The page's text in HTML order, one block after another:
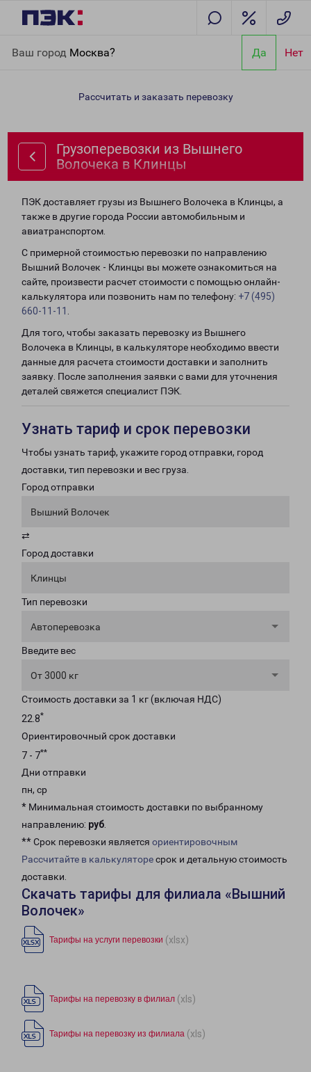
Ваш город Москва? Да Нет
в Клинцы
Рассчитать и заказать перевозку
Грузоперевозки из Вышнего
Волочека в Клинцы
ПЭК доставляет грузы из Вышнего Волочека в Клинцы, а
также в другие города России автомобильным и
авиатранспортом.
С примерной стоимостью перевозки по направлению
Вышний Волочек - Клинцы вы можете ознакомиться на
сайте, произвести расчет стоимости с помощью онлайн-
калькулятора или позвонить нам по телефону: +7 (495)
660-11-11
Для того, чтобы заказать перевозку из Вышнего
Волочека в Клинцы, в калькуляторе необходимо ввести
данные для расчета стоимости доставки и заполнить
заявку. После заполнения заявки с вами для уточнения
деталей свяжется специалист ПЭК.
Узнать тариф и срок перевозки
Чтобы узнать тариф, укажите город отправки, город
доставки, тип перевозки и вес груза.
Город отправки
Вышний Волочек
⇄
Город доставки
Клинцы
Тип перевозки
Автоперевозка
Введите вес
От 3000 кг
Стоимость доставки за 1 кг (включая НДС)
22.8*
Ориентировочный срок доставки
7 - 7**
Дни отправки
пн, ср
* Минимальная стоимость доставки по выбранному
направлению: руб.
** Срок перевозки является ориентировочным
Рассчитайте в калькуляторесрок и детальную стоимость
доставки.
Скачать тарифы для филиала «Вышний
Волочек»
Тарифы на услуги перевозки (xlsx)
Тарифы на перевозку в филиал (xls)
Тарифы на перевозку из филиала (xls)